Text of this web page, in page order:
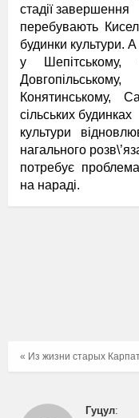
стадії завершення
перебувають
будинки культури. А
у Шепітському,
Довгопільському,
Конятинському,
сільських будинках
культури
нагального
потребує
на нараді.
« Из жизни старых
Гуцул: